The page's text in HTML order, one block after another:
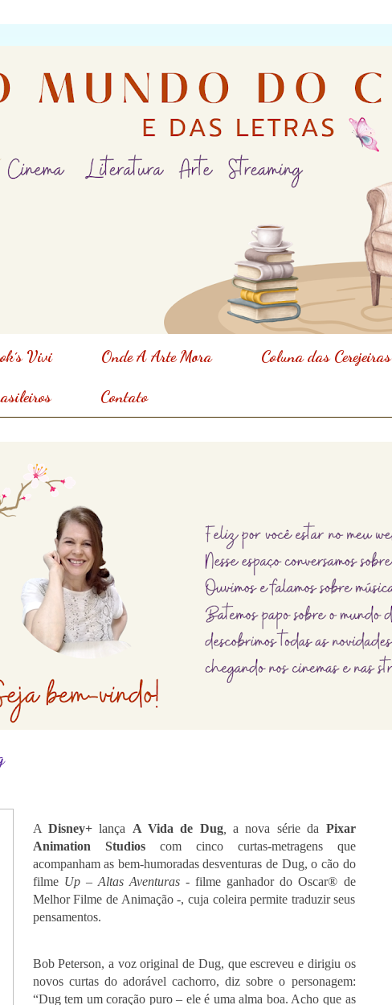
Vivi Onde A Arte Mora Coluna das Cerejeiras
Contato
A Disney+lança A Vida de Dug,a nova série da Pixar
Animation Studios
com cinco curtas-metragens que
acompanham as bem-humoradas desventuras de Dug, o cão do
filme Up – Altas Aventuras -filme ganhador do Oscar® de
Melhor Filme de Animação -, cuja coleira permite traduzir seus
pensamentos.
Bob Peterson, a voz original de Dug, que escreveu e dirigiu os
novos curtas do adorável cachorro, diz sobre o personagem:
“Dug tem um coração puro – ele é uma alma boa. Acho que as